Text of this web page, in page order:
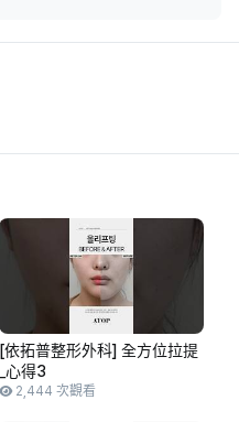
[依拓普整形外科] 全方位拉提
_心得3
2,444 次觀看